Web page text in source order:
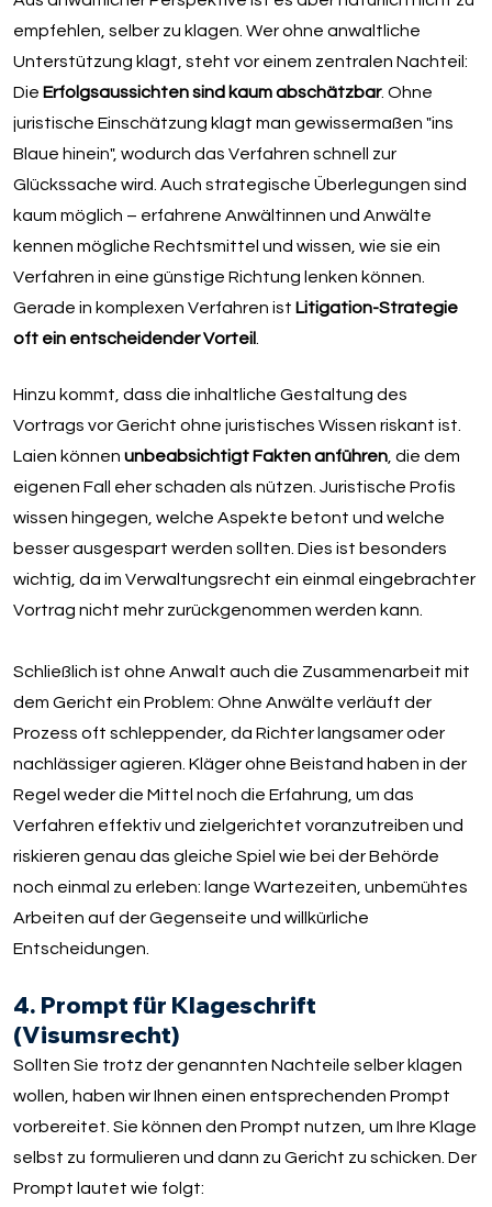
empfehlen, selber zu klagen. Wer ohne anwaltliche
Unterstützung klagt, steht vor einem zentralen Nachteil:
Die Erfolgsaussichten sind kaum abschätzbar. Ohne
juristische Einschätzung klagt man gewissermaßen "ins
Blaue hinein", wodurch das Verfahren schnell zur
Glückssache wird. Auch strategische Überlegungen sind
kaum möglich – erfahrene Anwältinnen und Anwälte
kennen mögliche Rechtsmittel und wissen, wie sie ein
Verfahren in eine günstige Richtung lenken können.
Gerade in komplexen Verfahren ist Litigation-Strategie
oft ein entscheidender Vorteil
Hinzu kommt, dass die inhaltliche Gestaltung des
Vortrags vor Gericht ohne juristisches Wissen riskant ist.
Laien können unbeabsichtigt Fakten anführen, die dem
eigenen Fall eher schaden als nützen. Juristische Profis
wissen hingegen, welche Aspekte betont und welche
besser ausgespart werden sollten. Dies ist besonders
wichtig, da im Verwaltungsrecht ein einmal eingebrachter
Vortrag nicht mehr zurückgenommen werden kann.
Schließlich ist ohne Anwalt auch die Zusammenarbeit mit
dem Gericht ein Problem: Ohne Anwälte verläuft der
Prozess oft schleppender, da Richter langsamer oder
nachlässiger agieren. Kläger ohne Beistand haben in der
Regel weder die Mittel noch die Erfahrung, um das
Verfahren effektiv und zielgerichtet voranzutreiben und
riskieren genau das gleiche Spiel wie bei der Behörde
noch einmal zu erleben: lange Wartezeiten, unbemühtes
Arbeiten auf der Gegenseite und willkürliche
Entscheidungen.
4. Prompt für Klageschrift
(Visumsrecht)
Sollten Sie trotz der genannten Nachteile selber klagen
wollen, haben wir Ihnen einen entsprechenden Prompt
vorbereitet. Sie können den Prompt nutzen, um Ihre Klage
selbst zu formulieren und dann zu Gericht zu schicken. Der
Prompt lautet wie folgt: